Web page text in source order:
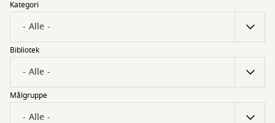
Kategori
Bibliotek
Målgruppe